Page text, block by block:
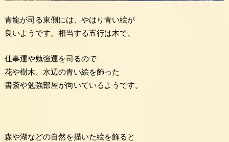
青龍が司る東側には、やはり青い絵が
良いようです。相当する五行は木で、
仕事運や勉強運を司るので
花や樹木、水辺の青い絵を飾った
書斎や勉強部屋が向いているようです。
森や湖などの自然を描いた絵を飾ると